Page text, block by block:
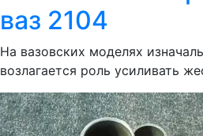
ваз 2104
На вазовских моделях
возлагается роль усиливать